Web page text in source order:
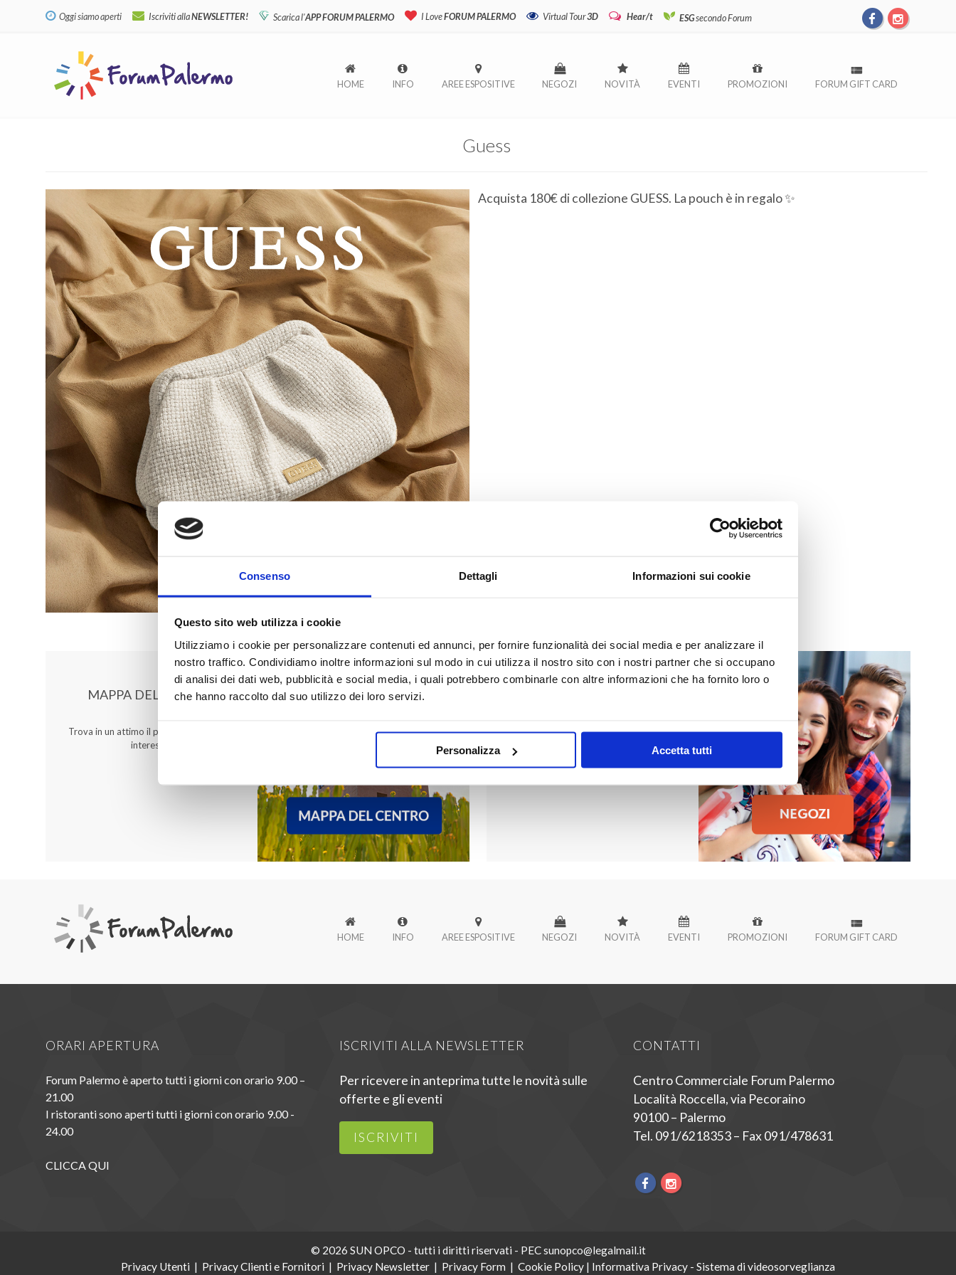
Consenso Dettagli Informazioni sui cookie
Questo sito web utilizza i cookie
Utilizziamo i cookie per personalizzare contenuti ed annunci, per fornire funzionalità dei social media e per analizzare il
nostro traffico. Condividiamo inoltre informazioni sul modo in cui utilizza il nostro sito con i nostri partner che si occupano
di analisi dei dati web, pubblicità e social media, i quali potrebbero combinarle con altre informazioni che ha fornito loro o
che hanno raccolto dal suo utilizzo dei loro servizi.
Personalizza Accetta tutti
Oggi siamo aperti Iscriviti allaNEWSLETTER! Scarica l'APP FORUM PALERMO I LoveFORUM PALERMO Virtual Tour3D Hear/t ESGsecondo Forum
HOME INFO AREE ESPOSITIVE NEGOZI NOVITÀ EVENTI PROMOZIONI FORUM GIFT CARD
Guess
Acquista 180€ di collezione GUESS. La pouch è in regalo ✨
MAPPA DEL CENTRO
Trova in un attimo il punto vendita che ti
interessa!
Scopri tutti i negozi di Forum Palermo!
HOME INFO AREE ESPOSITIVE NEGOZI NOVITÀ EVENTI PROMOZIONI FORUM GIFT CARD
ORARI APERTURA
Forum Palermo è aperto tutti i giorni con orario 9.00 –
21.00
I ristoranti sono aperti tutti i giorni con orario 9.00 -
24.00
CLICCA QUI
ISCRIVITI ALLA NEWSLETTER
Per ricevere in anteprima tutte le novità sulle
offerte e gli eventi
ISCRIVITI
CONTATTI
Centro Commerciale Forum Palermo
Località Roccella, via Pecoraino
90100 – Palermo
Tel. 091/6218353 – Fax 091/478631
© 2026 SUN OPCO - tutti i diritti riservati - PEC sunopco@legalmail.it
Privacy Utenti | Privacy Clienti e Fornitori | Privacy Newsletter | Privacy Form | Cookie Policy | Informativa Privacy - Sistema di videosorveglianza